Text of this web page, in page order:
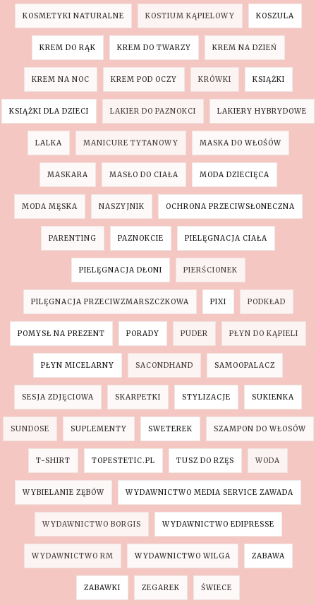
KOSMETYKI NATURALNE KOSTIUM KĄPIELOWY KOSZULA
KREM DO RĄK KREM DO TWARZY KREM NA DZIEŃ
KREM NA NOC KREM POD OCZY KRÓWKI KSIĄŻKI
KSIĄŻKI DLA DZIECI LAKIER DO PAZNOKCI LAKIERY HYBRYDOWE
LALKA MANICURE TYTANOWY MASKA DO WŁOŚÓW
MASKARA MASŁO DO CIAŁA MODA DZIECIĘCA
MODA MĘSKA NASZYJNIK OCHRONA PRZECIWSŁONECZNA
PARENTING PAZNOKCIE PIELĘGNACJA CIAŁA
PIELĘGNACJA DŁONI PIERŚCIONEK
PILĘGNACJA PRZECIWZMARSZCZKOWA PIXI PODKŁAD
POMYSŁ NA PREZENT PORADY PUDER PŁYN DO KĄPIELI
PŁYN MICELARNY SACONDHAND SAMOOPALACZ
SESJA ZDJĘCIOWA SKARPETKI STYLIZACJE SUKIENKA
SUNDOSE SUPLEMENTY SWETEREK SZAMPON DO WŁOSÓW
T-SHIRT TOPESTETIC.PL TUSZ DO RZĘS WODA
WYBIELANIE ZĘBÓW WYDAWNICTWO MEDIA SERVICE ZAWADA
WYDAWNICTWO BORGIS WYDAWNICTWO EDIPRESSE
WYDAWNICTWO RM WYDAWNICTWO WILGA ZABAWA
ZABAWKI ZEGAREK ŚWIECE